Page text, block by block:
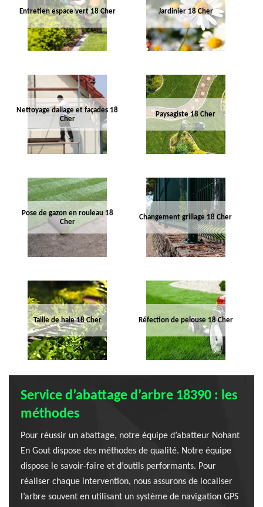
Entretien espace vert 18 Cher Jardinier 18 Cher
Nettoyage dallage et façades 18
Cher
Paysagiste 18 Cher
Pose de gazon en rouleau 18
Cher
Changement grillage 18 Cher
Taille de haie 18 Cher Réfection de pelouse 18 Cher
Service d’abattage d’arbre 18390 : les
méthodes
Pour réussir un abattage, notre équipe d’abatteur Nohant
En Gout dispose des méthodes de qualité. Notre équipe
dispose le savoir-faire et d’outils performants. Pour
réaliser chaque intervention, nous assurons de localiser
l’arbre souvent en utilisant un système de navigation GPS